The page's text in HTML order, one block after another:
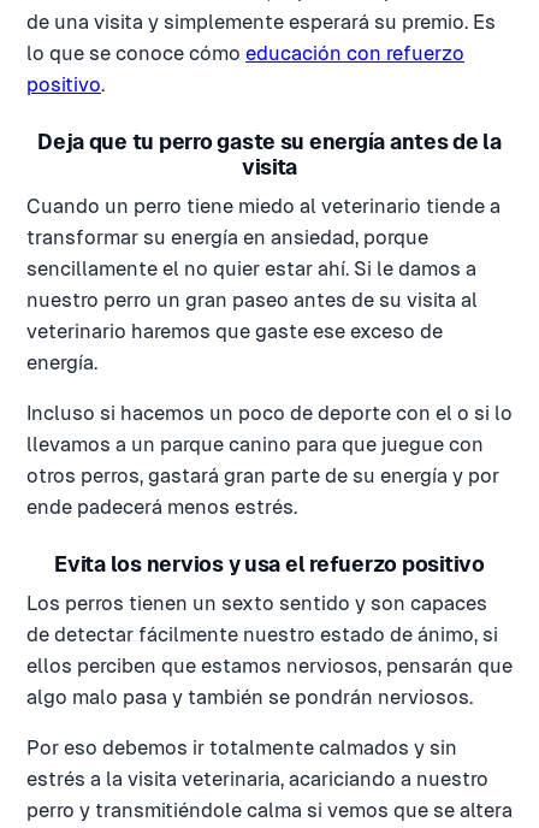
de una visita y simplemente esperará su premio. Es
lo que se conoce cómo educación con refuerzo
positivo.
Deja que tu perro gaste su energía antes de la
visita
Cuando un perro tiene miedo al veterinario tiende a
transformar su energía en ansiedad, porque
sencillamente el no quier estar ahí. Si le damos a
nuestro perro un gran paseo antes de su visita al
veterinario haremos que gaste ese exceso de
energía.
Incluso si hacemos un poco de deporte con el o si lo
llevamos a un parque canino para que juegue con
otros perros, gastará gran parte de su energía y por
ende padecerá menos estrés.
Evita los nervios y usa el refuerzo positivo
Los perros tienen un sexto sentido y son capaces
de detectar fácilmente nuestro estado de ánimo, si
ellos perciben que estamos nerviosos, pensarán que
algo malo pasa y también se pondrán nerviosos.
Por eso debemos ir totalmente calmados y sin
estrés a la visita veterinaria, acariciando a nuestro
perro y transmitiéndole calma si vemos que se altera